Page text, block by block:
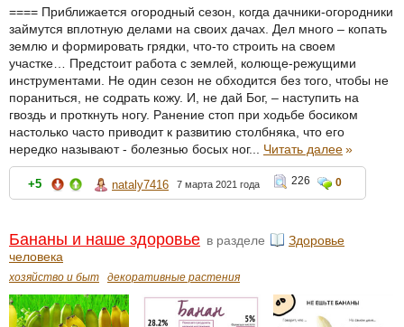
==== Приближается огородный сезон, когда дачники-огородники
займутся вплотную делами на своих дачах. Дел много – копать
землю и формировать грядки, что-то строить на своем
участке… Предстоит работа с землей, колюще-режущими
инструментами. Не один сезон не обходится без того, чтобы не
пораниться, не содрать кожу. И, не дай Бог, – наступить на
гвоздь и проткнуть ногу. Ранение стоп при ходьбе босиком
настолько часто приводит к развитию столбняка, что его
нередко называют - болезнью босых ног... Читать далее»
+5 nataly7416 7 марта 2021 года 226 0
Бананы и наше здоровье в разделе
Здоровье
человека
хозяйство и быт декоративные растения